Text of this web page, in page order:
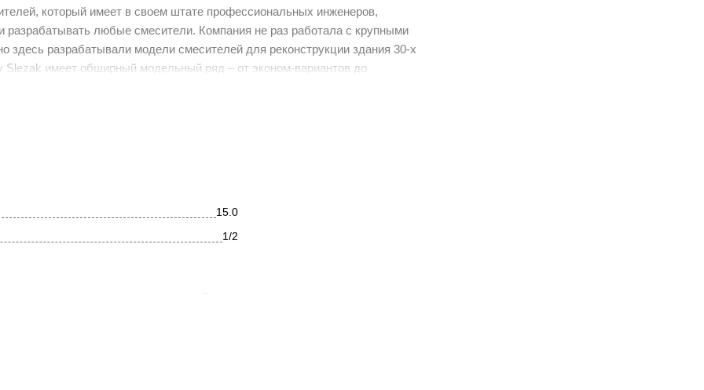
который имеет в своем штате профессиональных инженеров,
разрабатывать любые смесители. Компания не раз работала с крупными
разрабатывали модели смесителей для реконструкции здания 30-х
имеет обширный модельный ряд – от эконом-вариантов до
сочетаются изысканная красота мягких женственных очертаний и
смесителя производства Венгрии 35 мм KEROX. Скрытый механизм
15.0
1/2